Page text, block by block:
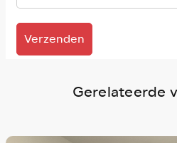
Verzenden
Gerelateerde